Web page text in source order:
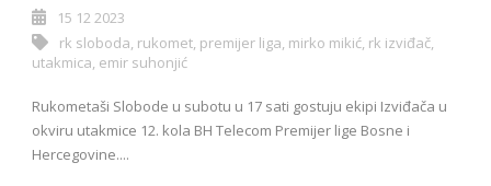
15 12 2023
rk sloboda, rukomet, premijer liga, mirko mikić, rk izviđač,
utakmica, emir suhonjić
Rukometaši Slobode u subotu u 17 sati gostuju ekipi Izviđača u
okviru utakmice 12. kola BH Telecom Premijer lige Bosne i
Hercegovine....